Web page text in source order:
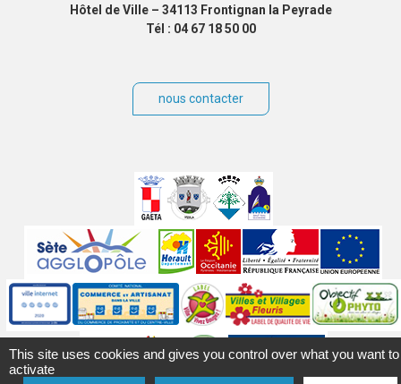
e
Hôtel de Ville – 34113 Frontignan la Peyrade
Tél : 04 67 18 50 00
nous contacter
partenaires
Labels
Autres
This site uses cookies and gives you control over what you want to
activate